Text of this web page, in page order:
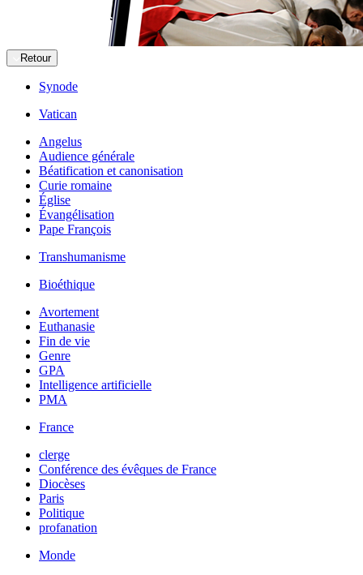
Retour
Synode
Vatican
Angelus
Audience générale
Béatification et canonisation
Curie romaine
Église
Évangélisation
Pape François
Transhumanisme
Bioéthique
Avortement
Euthanasie
Fin de vie
Genre
GPA
Intelligence artificielle
PMA
France
clerge
Conférence des évêques de France
Diocèses
Paris
Politique
profanation
Monde